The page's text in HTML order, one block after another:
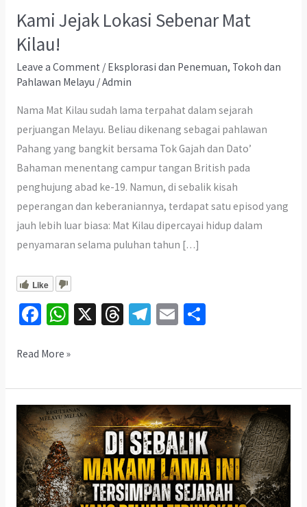
Kami Jejak Lokasi Sebenar Mat
Kilau!
Leave a Comment / Eksplorasi dan Penemuan, Tokoh dan
Pahlawan Melayu /Admin
Nama Mat Kilau sudah lama terpahat dalam sejarah
perjuangan Melayu. Beliau dikenang sebagai pahlawan
Pahang yang bangkit bersama Tok Gajah dan Dato’
Bahaman menentang campur tangan British pada
penghujung abad ke-19. Namun, di sebalik kisah
peperangan dan keberaniannya, terdapat satu episod yang
jauh lebih luar biasa: Mat Kilau dipercayai hidup dalam
penyamaran selama puluhan tahun […]
Like
Fa
b
o
k
W
at
p
p
X T Te
m
E S
Kami
Lokasi
Sebenar
Mat
Kilau!
Read More »